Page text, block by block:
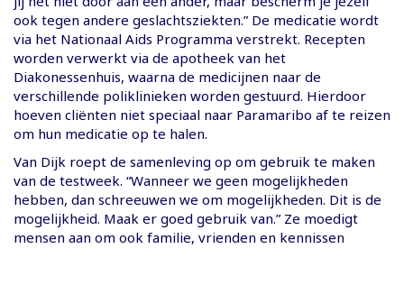
ook tegen andere geslachtsziekten.” De medicatie wordt
via het Nationaal Aids Programma verstrekt. Recepten
worden verwerkt via de apotheek van het
Diakonessenhuis, waarna de medicijnen naar de
verschillende poliklinieken worden gestuurd. Hierdoor
hoeven cliënten niet speciaal naar Paramaribo af te reizen
om hun medicatie op te halen.
Van Dijk roept de samenleving op om gebruik te maken
van de testweek. “Wanneer we geen mogelijkheden
hebben, dan schreeuwen we om mogelijkheden. Dit is de
mogelijkheid. Maak er goed gebruik van.” Ze moedigt
mensen aan om ook familie, vrienden en kennissen